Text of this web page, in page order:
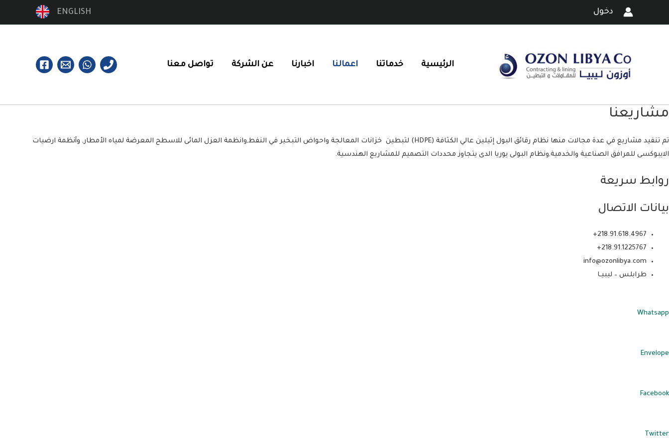
دخول ENGLISH
الرئيسية خدماتنا اعمالنا اخبارنا عن الشركة تواصل معنا
مشاريعنا
تم تنفيد مشاريع في عدة مجالات منها نظام رقائق البول إثيلين عالي الكثافة (HDPE) لتبطين خزانات المعالجة واحواض التبخير في النفط,وانظمة العزل المائى للاسطح المعرضة لمياه الأمطار, وأنظمة ارضيات
الايبوكسى للمرافق الصناعية والخدمية,ونظام البولى يوريا الدى يتجاوز محددات التصميم للمشاريع الهندسية.
روابط سريعة
بيانات الاتصال
218.91.618.4967+
218.91.1225767+
info@ozonlibya.com
طرابلس – ليبيـا
Whatsapp
Envelope
Facebook
Twitter